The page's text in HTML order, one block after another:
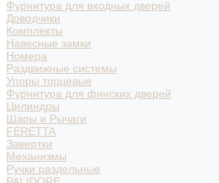
Фурнитура для входных дверей
Доводчики
Комплекты
Навесные замки
Номера
Раздвижные системы
Упоры торцевые
Фурнитура для финских дверей
Цилиндры
Шары и Рычаги
FERETTA
Завертки
Механизмы
Ручки раздельные